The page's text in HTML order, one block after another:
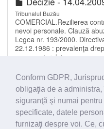
Conform GDPR,
obligaţia de a
siguranţă şi numai
specificate, datele
furnizaţi despre voi. Ce,
Tribunalul Buzău
COMERCIAL.Rezilierea
nevoi personale. Clauză
Legea nr. 193/2000.
22.12.1986 : prevalenţa
consumatorului
Decizie -
Curtea de Apel Oradea
RECURS LITIGII CU
PROCEDURII
CREDITOARE ÎN CARE
CREANŢĂ, NU